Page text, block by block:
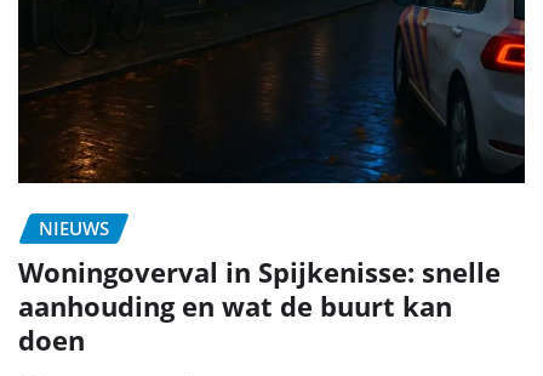
NIEUWS
Woningoverval in Spijkenisse: snelle
aanhouding en wat de buurt kan
doen